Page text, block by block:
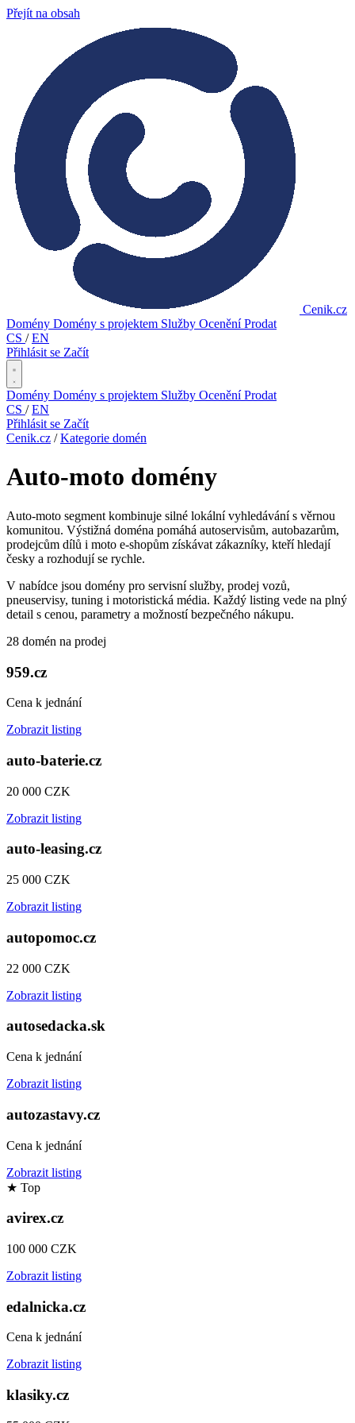
Přejít na obsah
Cenik.cz
Domény Domény s projektem Služby OceněníProdat
CS / EN
Přihlásit se Začít
Domény Domény s projektem Služby OceněníProdat
CS / EN
Přihlásit se Začít
Cenik.cz / Kategorie domén
Auto-moto domény
Auto-moto segment kombinuje silné lokální vyhledávání s věrnou
komunitou. Výstižná doména pomáhá autoservisům, autobazarům,
prodejcům dílů i moto e-shopům získávat zákazníky, kteří hledají
česky a rozhodují se rychle.
V nabídce jsou domény pro servisní služby, prodej vozů,
pneuservisy, tuning i motoristická média. Každý listing vede na plný
detail s cenou, parametry a možností bezpečného nákupu.
28 domén na prodej
959.cz
Cena k jednání
Zobrazit listing
auto-baterie.cz
20 000 CZK
Zobrazit listing
auto-leasing.cz
25 000 CZK
Zobrazit listing
autopomoc.cz
22 000 CZK
Zobrazit listing
autosedacka.sk
Cena k jednání
Zobrazit listing
autozastavy.cz
Cena k jednání
Zobrazit listing
★ Top
avirex.cz
100 000 CZK
Zobrazit listing
edalnicka.cz
Cena k jednání
Zobrazit listing
klasiky.cz